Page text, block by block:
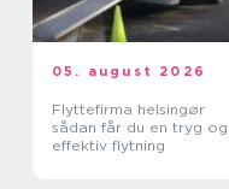
05. august 2026
Flyttefirma helsingør
sådan får du en tryg og
effektiv flytning